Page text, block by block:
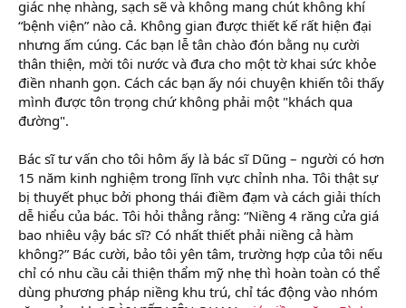
giác nhẹ nhàng, sạch sẽ và không mang chút không khí
“bệnh viện” nào cả. Không gian được thiết kế rất hiện đại
nhưng ấm cúng. Các bạn lễ tân chào đón bằng nụ cười
thân thiện, mời tôi nước và đưa cho một tờ khai sức khỏe
điền nhanh gọn. Cách các bạn ấy nói chuyện khiến tôi thấy
mình được tôn trọng chứ không phải một "khách qua
đường".
Bác sĩ tư vấn cho tôi hôm ấy là bác sĩ Dũng – người có hơn
15 năm kinh nghiệm trong lĩnh vực chỉnh nha. Tôi thật sự
bị thuyết phục bởi phong thái điềm đạm và cách giải thích
dễ hiểu của bác. Tôi hỏi thẳng rằng: “Niềng 4 răng cửa giá
bao nhiêu vậy bác sĩ? Có nhất thiết phải niềng cả hàm
không?” Bác cười, bảo tôi yên tâm, trường hợp của tôi nếu
chỉ có nhu cầu cải thiện thẩm mỹ nhẹ thì hoàn toàn có thể
dùng phương pháp niềng khu trú, chỉ tác động vào nhóm